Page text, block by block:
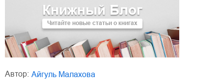
Книжный Блог
Читайте новые статьи о книгах
Автор:
Айгуль Малахова